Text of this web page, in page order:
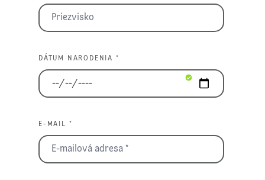
DÁTUM NARODENIA *
E-MAIL *